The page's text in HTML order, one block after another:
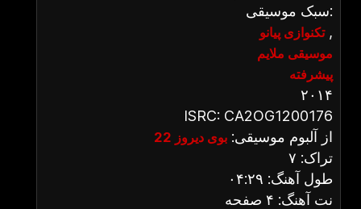
سبک موسیقی:
تکنوازی پیانو,
موسیقی ملایم
پیشرفته
۲۰۱۴
ISRC: CA2OG1200176
از آلبوم موسیقی: بوی دیروز 22
تراک: ۷
طول آهنگ: ۰۴:۲۹
نت آهنگ: ۴ صفحه